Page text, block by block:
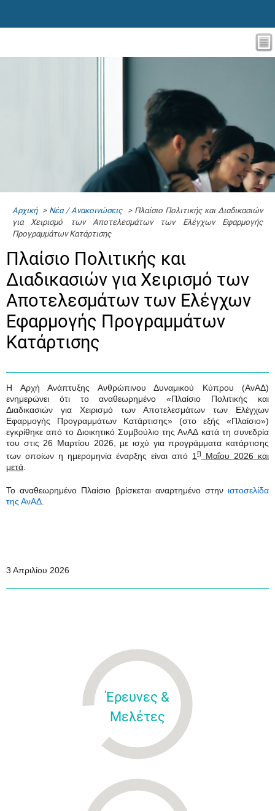
Αρχική> Νέα / Ανακοινώσεις> Πλαίσιο Πολιτικής και Διαδικασιών
για Χειρισμό των Αποτελεσμάτων των Ελέγχων Εφαρμογής
Προγραμμάτων Κατάρτισης
Πλαίσιο Πολιτικής και
Διαδικασιών για Χειρισμό των
Αποτελεσμάτων των Ελέγχων
Εφαρμογής Προγραμμάτων
Κατάρτισης
Η Αρχή Ανάπτυξης Ανθρώπινου Δυναμικού Κύπρου (ΑνΑΔ)
ενημερώνει ότι το αναθεωρημένο «Πλαίσιο Πολιτικής και
Διαδικασιών για Χειρισμό των Αποτελεσμάτων των Ελέγχων
Εφαρμογής Προγραμμάτων Κατάρτισης» (στο εξής «Πλαίσιο»)
εγκρίθηκε από το Διοικητικό Συμβούλιο της ΑνΑΔ κατά τη συνεδρία
του στις 26 Μαρτίου 2026, με ισχύ για προγράμματα κατάρτισης
των οποίων η ημερομηνία έναρξης είναι από 1 η
Μαΐου 2026 και
μετά
Το αναθεωρημένο Πλαίσιο βρίσκεται αναρτημένο στην ιστοσελίδα
της ΑνΑΔ
3 Απριλίου 2026
Έρευνες &
Μελέτες